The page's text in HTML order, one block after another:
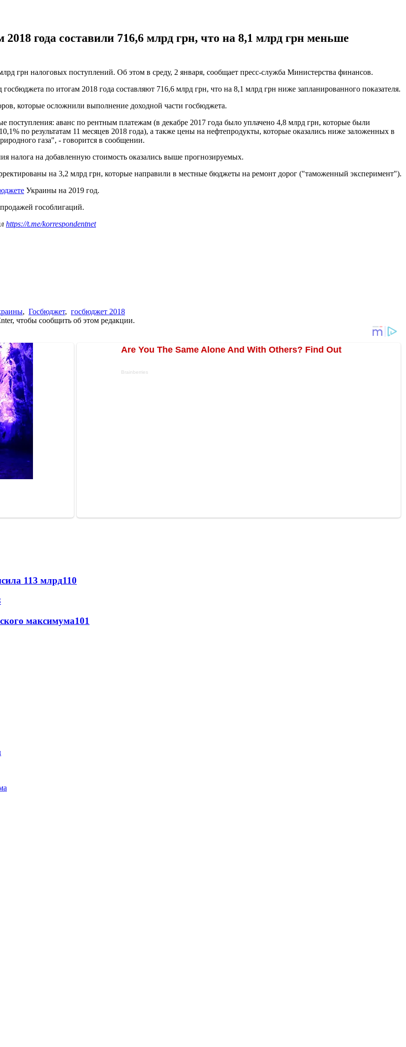
года составили 716,6 млрд грн, что на 8,1 млрд грн меньше
грн налоговых поступлений. Об этом в среду, 2 января, сообщает пресс-служба Министерства финансов.
по итогам 2018 года составляют 716,6 млрд грн, что на 8,1 млрд грн ниже запланированного показателя.
которые осложнили выполнение доходной части госбюджета.
поступления: аванс по рентным платежам (в декабре 2017 года было уплачено 4,8 млрд грн, которые были
по результатам 11 месяцев 2018 года), а также цены на нефтепродукты, которые оказались ниже заложенных в
газа", - говорится в сообщении.
налога на добавленную стоимость оказались выше прогнозируемых.
на 3,2 млрд грн, которые направили в местные бюджеты на ремонт дорог ("таможенный эксперимент").
Украины на 2019 год.
продажей гособлигаций.
https://t.me/korrespondentnet
, Госбюджет, госбюджет 2018
чтобы сообщить об этом редакции.
113 млрд110
максимума101